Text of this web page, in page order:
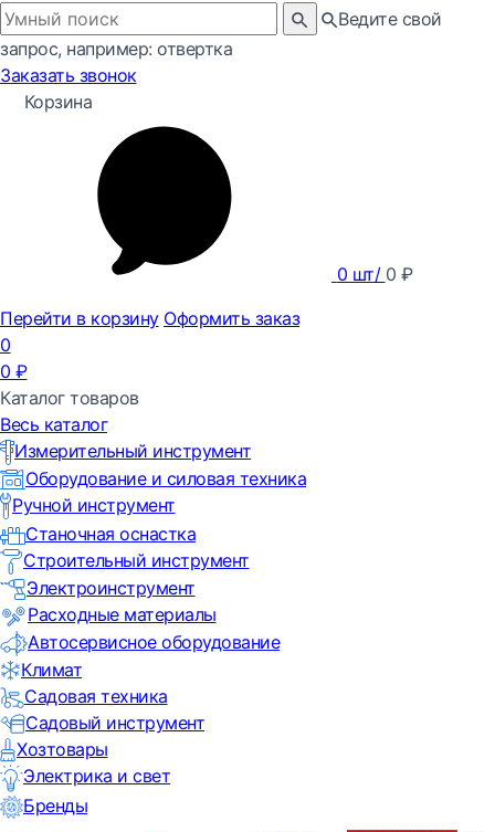
Ведите свой
запрос, например: отвертка
Заказать звонок
Корзина
0 шт/ 0 ₽
Перейти в корзину Оформить заказ
0
0 ₽
Каталог товаров
Весь каталог
Измерительный инструмент
Оборудование и силовая техника
Ручной инструмент
Станочная оснастка
Строительный инструмент
Электроинструмент
Расходные материалы
Автосервисное оборудование
Климат
Садовая техника
Садовый инструмент
Хозтовары
Электрика и свет
Бренды